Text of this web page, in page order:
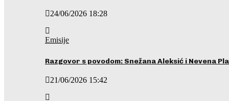
24/06/2026 18:28
Emisije
Razgovor s povodom: Snežana Aleksić i Nevena
21/06/2026 15:42